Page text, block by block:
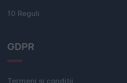
10 Reguli
GDPR
Termeni si conditii